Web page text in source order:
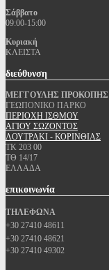
Σάββατο
09:00-15:00
Κυριακή
ΚΛΕΙΣΤΑ
διεύθυνση
ΜΕΓΓΟΥΛΗΣ ΠΡΟΚΟΠΗΣ
ΓΕΩΠΟΝΙΚΟ ΠΑΡΚΟ
ΠΕΡΙΟΧΗ ΙΣΘΜΟΥ
ΑΓΙΟΥ ΣΩΖΟΝΤΟΣ
ΛΟΥΤΡΑΚΙ - ΚΟΡΙΝΘΙΑΣ
ΤΚ 203 00
ΤΘ 14/17
ΕΛΛΑΔΑ
επικοινωνία
ΤΗΛΕΦΩΝΑ
+30 27410 48611
+30 27410 48621
+30 27410 49302